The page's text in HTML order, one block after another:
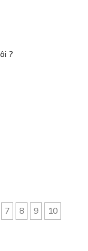
?
7 8 9
10